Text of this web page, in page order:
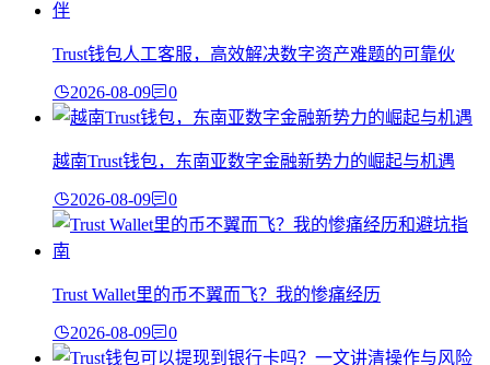
Trust钱包人工客服，高效解决数字资产难题的可靠伙
2026-08-09 0
越南Trust钱包，东南亚数字金融新势力的崛起与机遇
2026-08-09 0
Trust Wallet里的币不翼而飞？我的惨痛经历
2026-08-09 0